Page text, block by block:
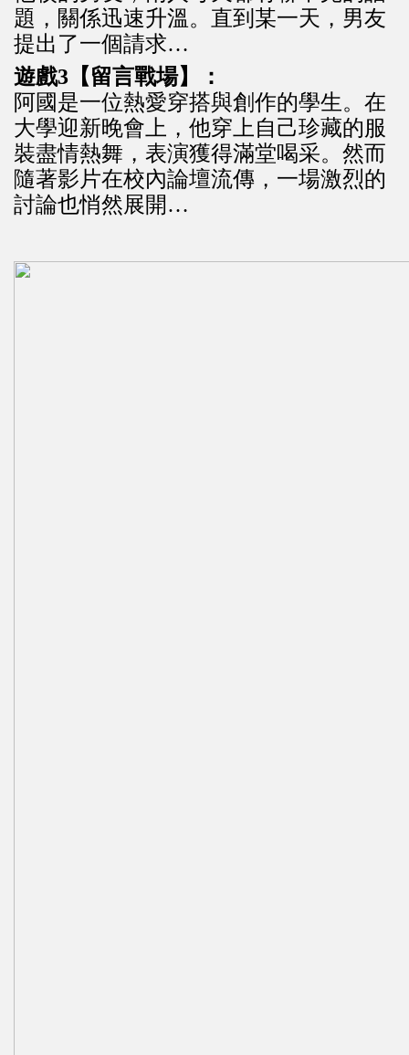
題，關係迅速升溫。直到某一天，男友
提出了一個請求…
遊戲3【留言戰場】：
阿國是一位熱愛穿搭與創作的學生。在
大學迎新晚會上，他穿上自己珍藏的服
裝盡情熱舞，表演獲得滿堂喝采。然而
隨著影片在校內論壇流傳，一場激烈的
討論也悄然展開…